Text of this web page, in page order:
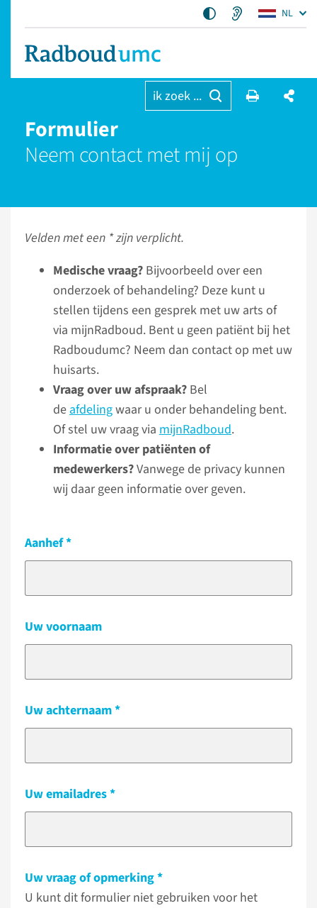
NL
ik zoek ...
Formulier
Neem contact met mij op
Velden met een * zijn verplicht.
Medische vraag? Bijvoorbeeld over een
onderzoek of behandeling? Deze kunt u
stellen tijdens een gesprek met uw arts of
via mijnRadboud. Bent u geen patiënt bij het
Radboudumc? Neem dan contact op met uw
huisarts.
Vraag over uw afspraak? Bel
deafdelingwaar u onder behandeling bent.
Of stel uw vraag via mijnRadboud.
Informatie over patiënten of
medewerkers?Vanwege de privacy kunnen
wij daar geen informatie over geven.
Aanhef
Uw voornaam
Uw achternaam
Uw emailadres
Uw vraag of opmerking
U kunt dit formulier niet gebruiken voor het